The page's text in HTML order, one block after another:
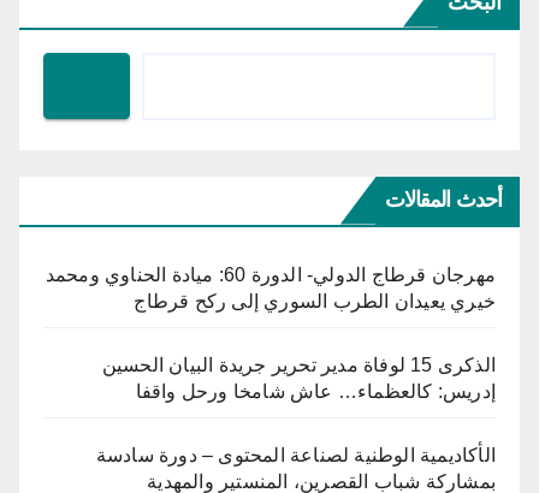
أحدث المقالات
مهرجان قرطاج الدولي- الدورة 60: ميادة الحناوي ومحمد
خيري يعيدان الطرب السوري إلى ركح قرطاج
الذكرى 15 لوفاة مدير تحرير جريدة البيان الحسين
إدريس: كالعظماء… عاش شامخا ورحل واقفا
الأكاديمية الوطنية لصناعة المحتوى – دورة سادسة
بمشاركة شباب القصرين، المنستير والمهدية